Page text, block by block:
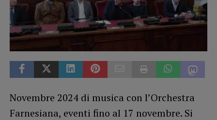
Novembre 2024 di musica con l’Orchestra
Farnesiana, eventi fino al 17 novembre. Si